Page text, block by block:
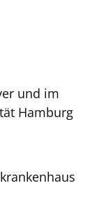
und im
Hamburg